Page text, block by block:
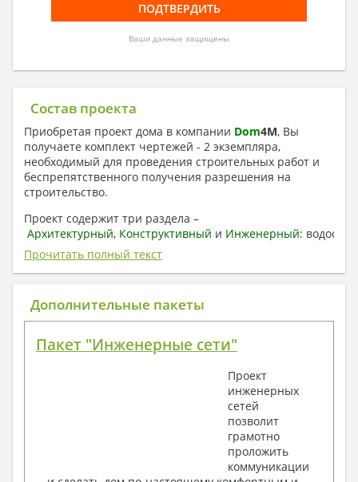
Ваши данные защищены
Состав проекта
Приобретая проект дома в компании Dom4M, Вы
получаете комплект чертежей - 2 экземпляра,
необходимый для проведения строительных работ и
беспрепятственного получения разрешения на
строительство.
Проект содержит три раздела –
Архитектурный, Конструктивный и Инженерный:
отопление, вентиляция, канализация,
электроснабжение (приобретается за дополнительную
плату) + Пояснительная записка.
1. Архитектурный раздел:
План координационных осей
Поэтажные маркировочные планы с
Разрезы и состав конструкций
Фасады с ведомостью внешних отделок
Элементы проемов – спецификация
Ведомость перемычек – сечения и
Прочитать полный текст
Дополнительные пакеты
Пакет "Инженерные сети"
Проект
инженерных
сетей
позволит
грамотно
проложить
коммуникации